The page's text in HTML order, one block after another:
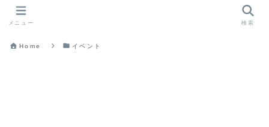
Home イベント
メニュー 検索